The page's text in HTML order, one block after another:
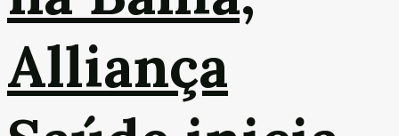
Alliança